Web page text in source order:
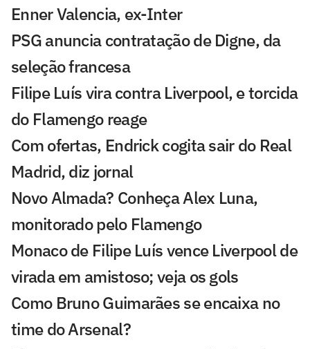
Enner Valencia, ex-Inter
PSG anuncia contratação de Digne, da
seleção francesa
Filipe Luís vira contra Liverpool, e torcida
do Flamengo reage
Com ofertas, Endrick cogita sair do Real
Madrid, diz jornal
Novo Almada? Conheça Alex Luna,
monitorado pelo Flamengo
Monaco de Filipe Luís vence Liverpool de
virada em amistoso; veja os gols
Como Bruno Guimarães se encaixa no
time do Arsenal?